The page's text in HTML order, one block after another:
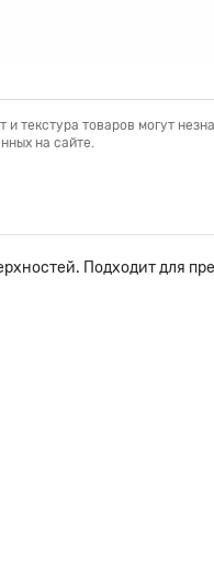
текстура товаров могут
на сайте.
Подходит для